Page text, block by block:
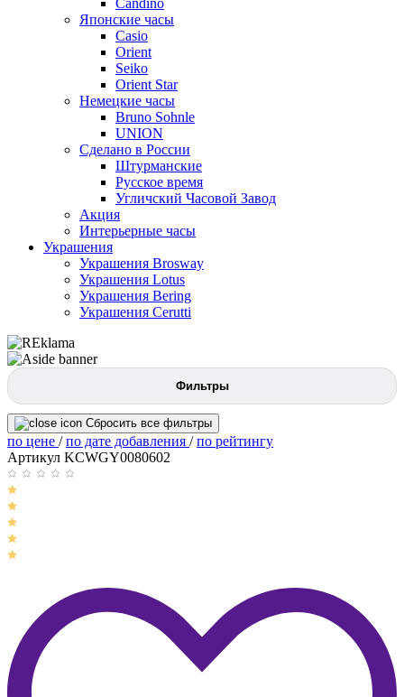
Candino
Японские часы
Casio
Orient
Seiko
Orient Star
Немецкие часы
Bruno Sohnle
UNION
Сделано в России
Штурманские
Русское время
Угличский Часовой Завод
Акция
Интерьерные часы
Украшения
Украшения Brosway
Украшения Lotus
Украшения Bering
Украшения Cerutti
Фильтры
Сбросить все фильтры
по цене /по дате добавления /по рейтингу
Артикул KCWGY0080602